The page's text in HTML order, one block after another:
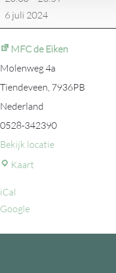
6 juli 2024
MFC de Eiken
Molenweg 4a
Tiendeveen, 7936PB
Nederland
0528-342390
Bekijk locatie
Kaart
iCal
Google